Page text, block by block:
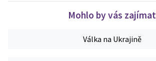
Mohlo by vás zajímat
Válka na Ukrajině